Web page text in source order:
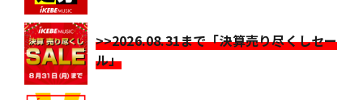
>>2026.08.31まで「決算売り尽くしセー
ル」